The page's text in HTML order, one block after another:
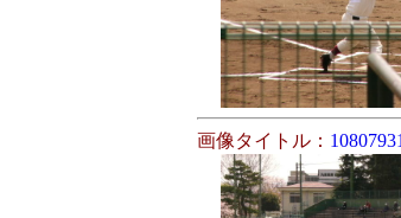
画像タイトル：